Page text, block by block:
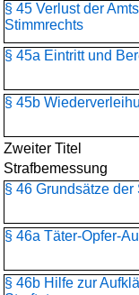
§ 45 Verlust der
Stimmrechts
§ 45a Eintritt und
§ 45b
Zweiter Titel
Strafbemessung
§ 46 Grundsätze der
§ 46a Täter-Opfer-
§ 46b Hilfe zur